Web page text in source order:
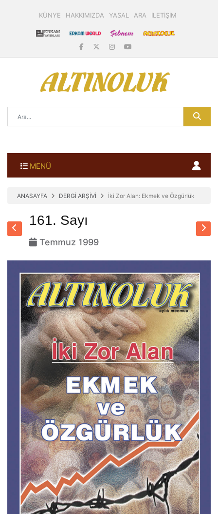
KÜNYE HAKKIMIZDA YASAL ARA İLETİŞİM
MENÜ
ANASAYFA DERGİ ARŞİVİ İki Zor Alan: Ekmek ve Özgürlük
161. Sayı
Temmuz 1999